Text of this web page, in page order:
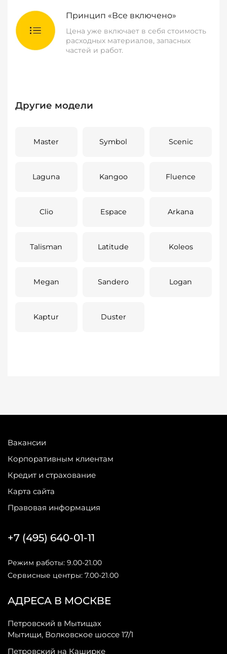
Принцип «Все включено»
Цена уже включает в себя стоимость
расходных материалов, запасных
частей и работ.
Другие модели
Master Symbol Scenic
Laguna Kangoo Fluence
Clio Espace Arkana
Talisman Latitude Koleos
Megan Sandero Logan
Kaptur Duster
Вакансии
Корпоративным клиентам
Кредит и страхование
Карта сайта
Правовая информация
АДРЕСА В МОСКВЕ
Петровский в Мытищах
Мытищи, Волковское шоссе 17/1
Петровский на Каширке
+7 (495) 640-01-11
Режим работы: 9.00-21.00
Сервисные центры: 7.00-21.00